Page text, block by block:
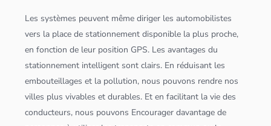
Les systèmes peuvent même diriger les automobilistes
vers la place de stationnement disponible la plus proche,
en fonction de leur position GPS. Les avantages du
stationnement intelligent sont clairs. En réduisant les
embouteillages et la pollution, nous pouvons rendre nos
villes plus vivables et durables. Et en facilitant la vie des
conducteurs, nous pouvons Encourager davantage de